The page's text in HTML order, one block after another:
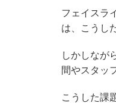
フェイスラ
は、こうし
しかしなが
間やスタッ
こうした課